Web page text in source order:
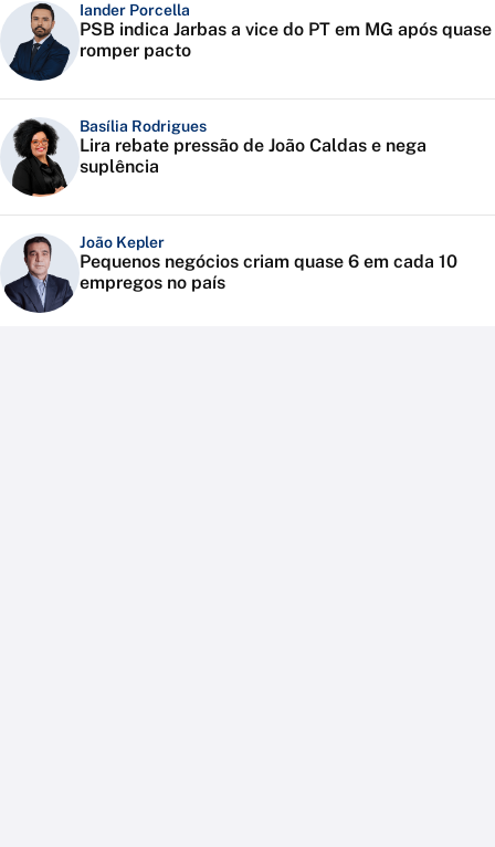
Iander Porcella
PSB indica Jarbas a vice do PT em MG após quase
romper pacto
Basília Rodrigues
Lira rebate pressão de João Caldas e nega
suplência
João Kepler
Pequenos negócios criam quase 6 em cada 10
empregos no país